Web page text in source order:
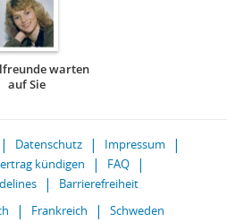
warten
auf Sie
Datenschutz
Impressum
kündigen
FAQ
Barrierefreiheit
Frankreich Schweden